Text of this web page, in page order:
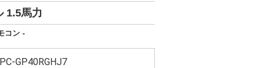
1.5馬力
コン -
GP40RGHJ7